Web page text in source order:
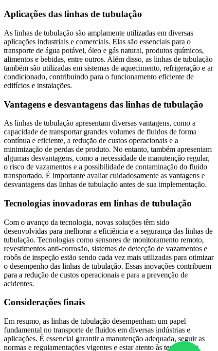
Aplicações das linhas de tubulação
As linhas de tubulação são amplamente utilizadas em diversas
aplicações industriais e comerciais. Elas são essenciais para o
transporte de água potável, óleo e gás natural, produtos químicos,
alimentos e bebidas, entre outros. Além disso, as linhas de tubulação
também são utilizadas em sistemas de aquecimento, refrigeração e ar
condicionado, contribuindo para o funcionamento eficiente de
edifícios e instalações.
Vantagens e desvantagens das linhas de tubulação
As linhas de tubulação apresentam diversas vantagens, como a
capacidade de transportar grandes volumes de fluidos de forma
contínua e eficiente, a redução de custos operacionais e a
minimização de perdas de produto. No entanto, também apresentam
algumas desvantagens, como a necessidade de manutenção regular,
o risco de vazamentos e a possibilidade de contaminação do fluido
transportado. É importante avaliar cuidadosamente as vantagens e
desvantagens das linhas de tubulação antes de sua implementação.
Tecnologias inovadoras em linhas de tubulação
Com o avanço da tecnologia, novas soluções têm sido
desenvolvidas para melhorar a eficiência e a segurança das linhas de
tubulação. Tecnologias como sensores de monitoramento remoto,
revestimentos anti-corrosão, sistemas de detecção de vazamentos e
robôs de inspeção estão sendo cada vez mais utilizadas para otimizar
o desempenho das linhas de tubulação. Essas inovações contribuem
para a redução de custos operacionais e para a prevenção de
acidentes.
Considerações finais
Em resumo, as linhas de tubulação desempenham um papel
fundamental no transporte de fluidos em diversas indústrias e
aplicações. É essencial garantir a manutenção adequada, seguir as
normas e regulamentações vigentes e estar atento às tecnologias